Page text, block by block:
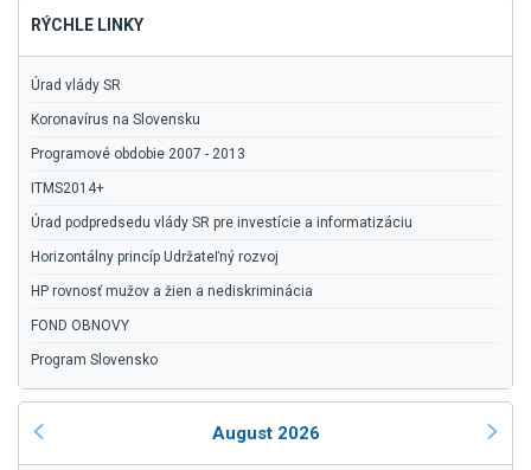
RÝCHLE LINKY
Úrad vlády SR
Koronavírus na Slovensku
Programové obdobie 2007 - 2013
ITMS2014+
Úrad podpredsedu vlády SR pre investície a informatizáciu
Horizontálny princíp Udržateľný rozvoj
HP rovnosť mužov a žien a nediskriminácia
FOND OBNOVY
Program Slovensko
August 2026